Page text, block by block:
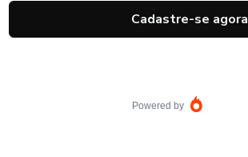
Cadastre-se agora
Powered by